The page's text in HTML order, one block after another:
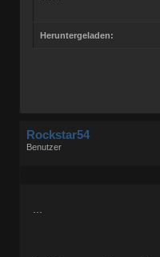
Heruntergeladen:
Rockstar54
Benutzer